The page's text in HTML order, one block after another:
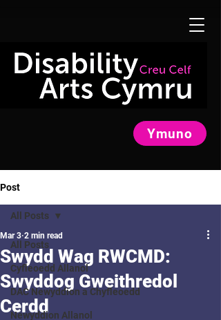
Ymuno
Post
All Posts
Cyfleoedd Allanol
DAC Newyddion a Chyfleoedd
Newyddion Allanol
All Posts
Swydd Wag RWCMD:
Swyddog Gweithredol
Cerdd
Mar 3 2 min read